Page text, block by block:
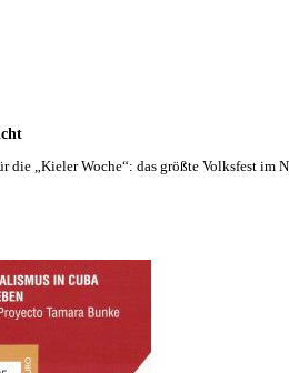
„Kieler Woche“: das größte Volksfest im